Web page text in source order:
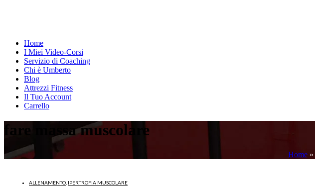
Home
I Miei Video-Corsi
Servizio di Coaching
Chi è Umberto
Blog
Attrezzi Fitness
Il Tuo Account
Carrello
fare massa muscolare
Home»
ALLENAMENTO IPERTROFIA MUSCOLARE